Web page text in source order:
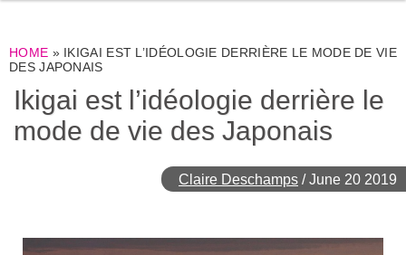
HOME » IKIGAI EST L’IDÉOLOGIE DERRIÈRE LE MODE DE VIE
DES JAPONAIS
Ikigai est l’idéologie derrière le
mode de vie des Japonais
Claire Deschamps /June 20 2019